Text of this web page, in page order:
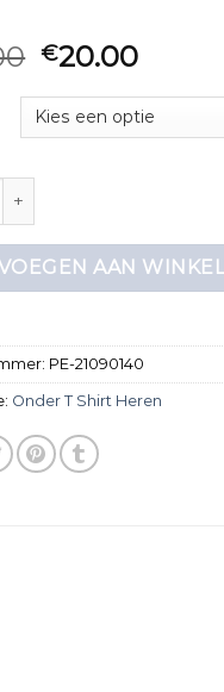
€20.00
heren aantal
AAN
PE-21090140
Onder T Shirt Heren